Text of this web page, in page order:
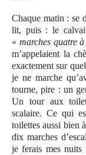
Chaque matin : se
lit, puis : le
« marches quatre
m’appelaient la
exactement sur
je ne marche
tourne, pire : un
Un tour aux
scalaire. Ce qui
toilettes aussi bien
dix marches
je ferais mes nuits